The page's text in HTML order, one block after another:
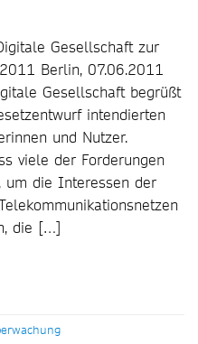
Gesellschaft zur
Berlin, 07.06.2011
Gesellschaft begrüßt
intendierten
und Nutzer.
viele der Forderungen
um die Interessen der
die […]